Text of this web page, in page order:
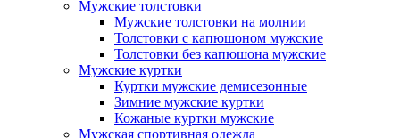
Мужские толстовки
Мужские толстовки на молнии
Толстовки с капюшоном мужские
Толстовки без капюшона мужские
Мужские куртки
Куртки мужские демисезонные
Зимние мужские куртки
Кожаные куртки мужские
Мужская спортивная одежда